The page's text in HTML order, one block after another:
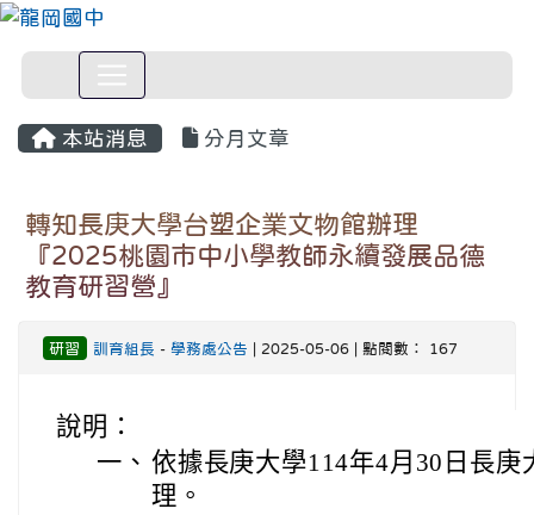
本站消息 分月文章
轉知長庚大學台塑企業文物館辦理
『2025桃園市中小學教師永續發展品德
教育研習營』
研習 訓育組長 - 學務處公告 | 2025-05-06 | 點閱數： 167
說明：
一、 依據長庚大學114年4月30日長庚
理。